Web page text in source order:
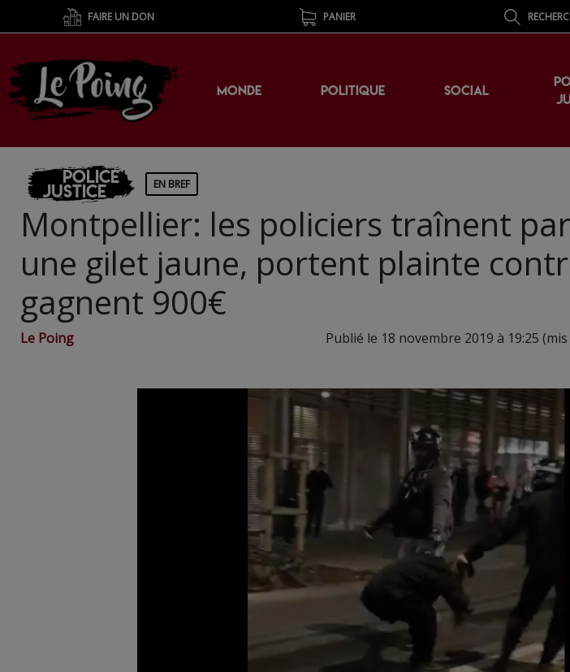
FAIRE UN DON PANIER
MONDE POLITIQUE SOCIAL
Police
Justice EN BREF
Montpellier: les policiers traînent
une gilet jaune, portent plainte
gagnent 900€
Le Poing Publié le 18 novembre 2019 à 19:25